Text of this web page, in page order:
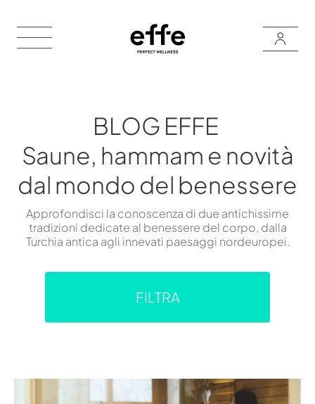
BLOG EFFE
Saune, hammam e novità
dal mondo del benessere
Approfondisci la conoscenza di due antichissime
tradizioni dedicate al benessere del corpo, dalla
Turchia antica agli innevati paesaggi nordeuropei.
FILTRA